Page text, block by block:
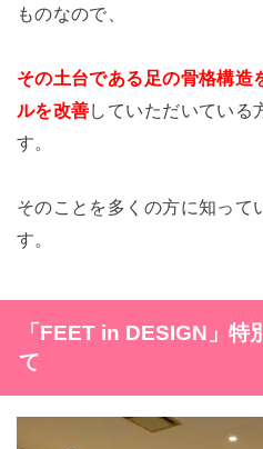
ものなので、
その土台である足の骨格構造
ルを改善していただいている
す。
そのことを多くの方に知って
す。
「FEET in DESIGN 」特
て